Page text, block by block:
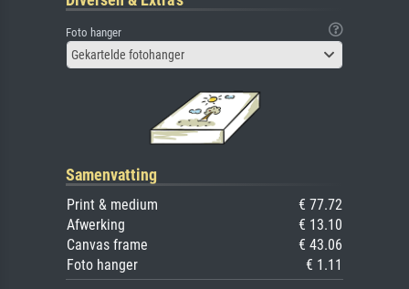
Foto hanger
Gekartelde fotohanger
Samenvatting
Print & medium
€ 77.72
Afwerking
€ 13.10
Canvas frame
€ 43.06
Foto hanger
€ 1.11